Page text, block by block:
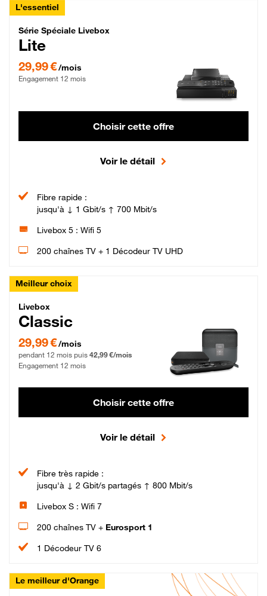
L'essentiel
Série Spéciale Livebox Lite Fibre
Série Spéciale Livebox
Lite
29,99 €/mois
Engagement 12 mois
Choisir cette offre
Voir le détail
Fibre rapide :
jusqu'à ↓ 1 Gbit/s ↑ 700 Mbit/s
Livebox 5 : Wifi 5
200 chaînes TV + 1 Décodeur TV UHD
Meilleur choix
Livebox Classic Fibre
Livebox
Classic
29,99 € par mois pendant 12 mois puis 42,99 € par mois, Engagement 12 mois
29,99 €/mois
pendant 12 mois puis 42,99 €/mois
Engagement 12 mois
Choisir cette offre
Voir le détail
Fibre très rapide :
jusqu'à ↓ 2 Gbit/s partagés ↑ 800 Mbit/s
Livebox S : Wifi 7
200 chaînes TV + Eurosport 1
1 Décodeur TV 6
Le meilleur d'Orange